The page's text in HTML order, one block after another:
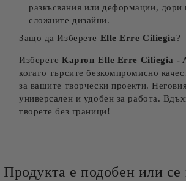
разкъсвания или деформации, дори
сложните дизайни.
Защо да Изберете Elle Erre Ciliegia?
ИзберетеКартон Elle Erre Ciliegia -
когато търсите безкомпромисно
за вашите творчески проекти.
универсален и удобен за работа.
творете без граници!